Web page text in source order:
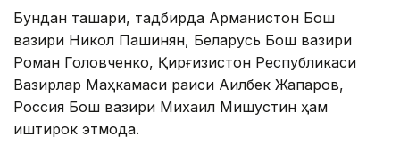
Бундан ташқари, тадбирда Арманистон Бош
вазири Никол Пашинян, Беларусь Бош вазири
Роман Головченко, Қирғизистон Республикаси
Вазирлар Маҳкамаси раиси Ақилбек Жапаров,
Россия Бош вазири Михаил Мишустин ҳам
иштирок этмоқда.